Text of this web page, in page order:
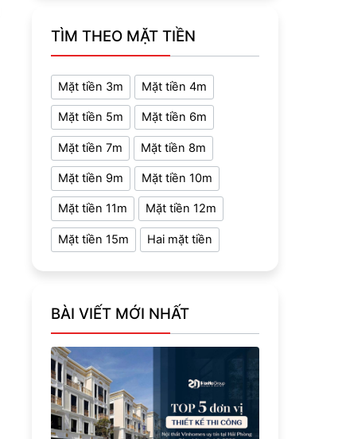
TÌM THEO MẶT TIỀN
Mặt tiền 3m Mặt tiền 4m
Mặt tiền 5m Mặt tiền 6m
Mặt tiền 7m Mặt tiền 8m
Mặt tiền 9m Mặt tiền 10m
Mặt tiền 11m Mặt tiền 12m
Mặt tiền 15m Hai mặt tiền
BÀI VIẾT MỚI NHẤT